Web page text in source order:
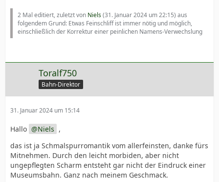
2 Mal editiert, zuletzt von Niels(31. Januar 2024 um 22:15) aus
folgendem Grund: Etwas Feinschliff ist immer nötig und möglich,
einschließlich der Korrektur einer peinlichen Namens-Verwechslung
Toralf750
Bahn-Direktor
31. Januar 2024 um 15:14
Hallo Niels ,
das ist ja Schmalspurromantik vom allerfeinsten, danke fürs
Mitnehmen. Durch den leicht morbiden, aber nicht
ungepflegten Scharm entsteht gar nicht der Eindruck einer
Museumsbahn. Ganz nach meinem Geschmack.